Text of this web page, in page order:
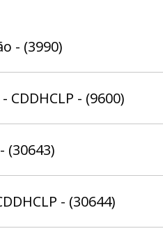
- (3990)
CDDHCLP - (9600)
(30643)
- (30644)